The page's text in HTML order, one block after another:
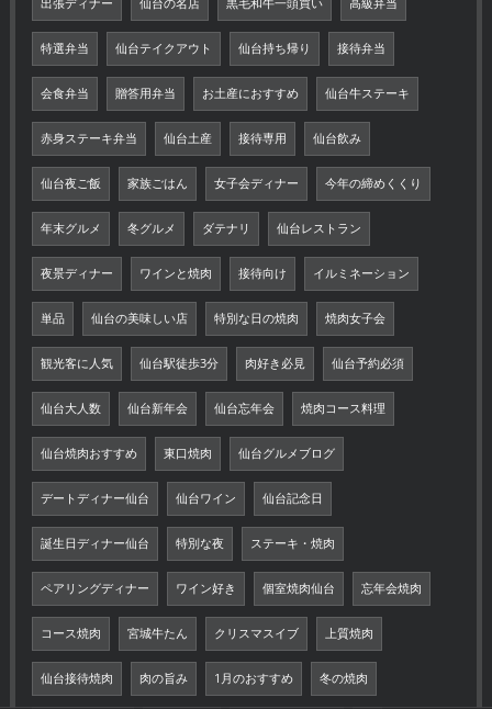
出張ディナー 仙台の名店 黒毛和牛一頭買い 高級弁当
特選弁当 仙台テイクアウト 仙台持ち帰り 接待弁当
会食弁当 贈答用弁当 お土産におすすめ 仙台牛ステーキ
赤身ステーキ弁当 仙台土産 接待専用 仙台飲み
仙台夜ご飯 家族ごはん 女子会ディナー 今年の締めくくり
年末グルメ 冬グルメ ダテナリ 仙台レストラン
夜景ディナー ワインと焼肉 接待向け イルミネーション
単品 仙台の美味しい店 特別な日の焼肉 焼肉女子会
観光客に人気 仙台駅徒歩3分 肉好き必見 仙台予約必須
仙台大人数 仙台新年会 仙台忘年会 焼肉コース料理
仙台焼肉おすすめ 東口焼肉 仙台グルメブログ
デートディナー仙台 仙台ワイン 仙台記念日
誕生日ディナー仙台 特別な夜 ステーキ・焼肉
ペアリングディナー ワイン好き 個室焼肉仙台 忘年会焼肉
コース焼肉 宮城牛たん クリスマスイブ 上質焼肉
仙台接待焼肉 肉の旨み 1月のおすすめ 冬の焼肉